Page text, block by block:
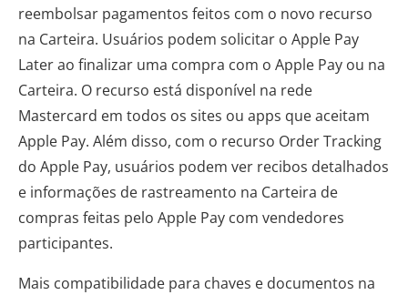
reembolsar pagamentos feitos com o novo recurso
na Carteira. Usuários podem solicitar o Apple Pay
Later ao finalizar uma compra com o Apple Pay ou na
Carteira. O recurso está disponível na rede
Mastercard em todos os sites ou apps que aceitam
Apple Pay. Além disso, com o recurso Order Tracking
do Apple Pay, usuários podem ver recibos detalhados
e informações de rastreamento na Carteira de
compras feitas pelo Apple Pay com vendedores
participantes.
Mais compatibilidade para chaves e documentos na